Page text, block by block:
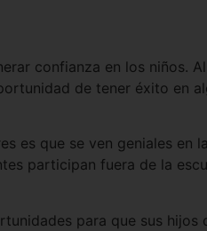
confianza en los niños.
de tener éxito en
es que se ven geniales en
participan fuera de la
para que sus